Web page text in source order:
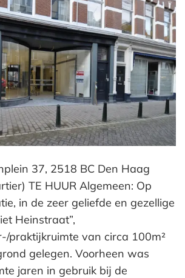
37, 2518 BC Den Haag
TE HUUR Algemeen: Op
in de zeer geliefde en gezellige
Heinstraat”,
praktijkruimte van circa 100m²
gelegen. Voorheen was
jaren in gebruik bij de